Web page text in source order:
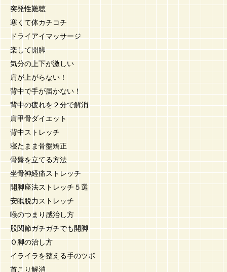
突発性難聴
寒くて体カチコチ
ドライアイマッサージ
楽して開脚
気分の上下が激しい
肩が上がらない！
背中で手が届かない！
背中の疲れを２分で解消
肩甲骨ダイエット
背中ストレッチ
寝たまま骨盤矯正
骨盤を立てる方法
坐骨神経痛ストレッチ
開脚座法ストレッチ５選
安眠脱力ストレッチ
喉のつまり感治し方
股関節ガチガチでも開脚
Ｏ脚の治し方
イライラを整える手のツボ
首こり解消